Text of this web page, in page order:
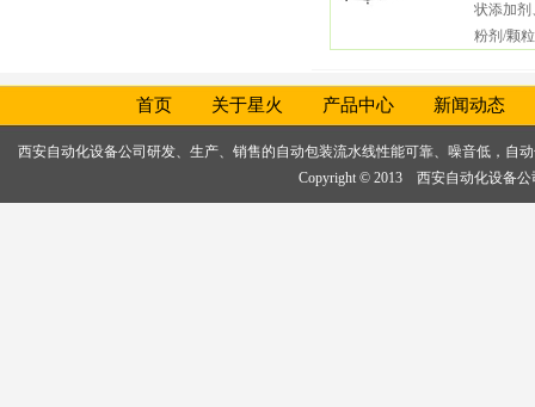
状添加剂
粉剂/颗
首页 关于星火 产品中心 新闻动态
西安自动化设备公司研发、生产、销售的自动包装流水线性能可靠、噪音低， 自
Copyright © 2013 西安自动化设备